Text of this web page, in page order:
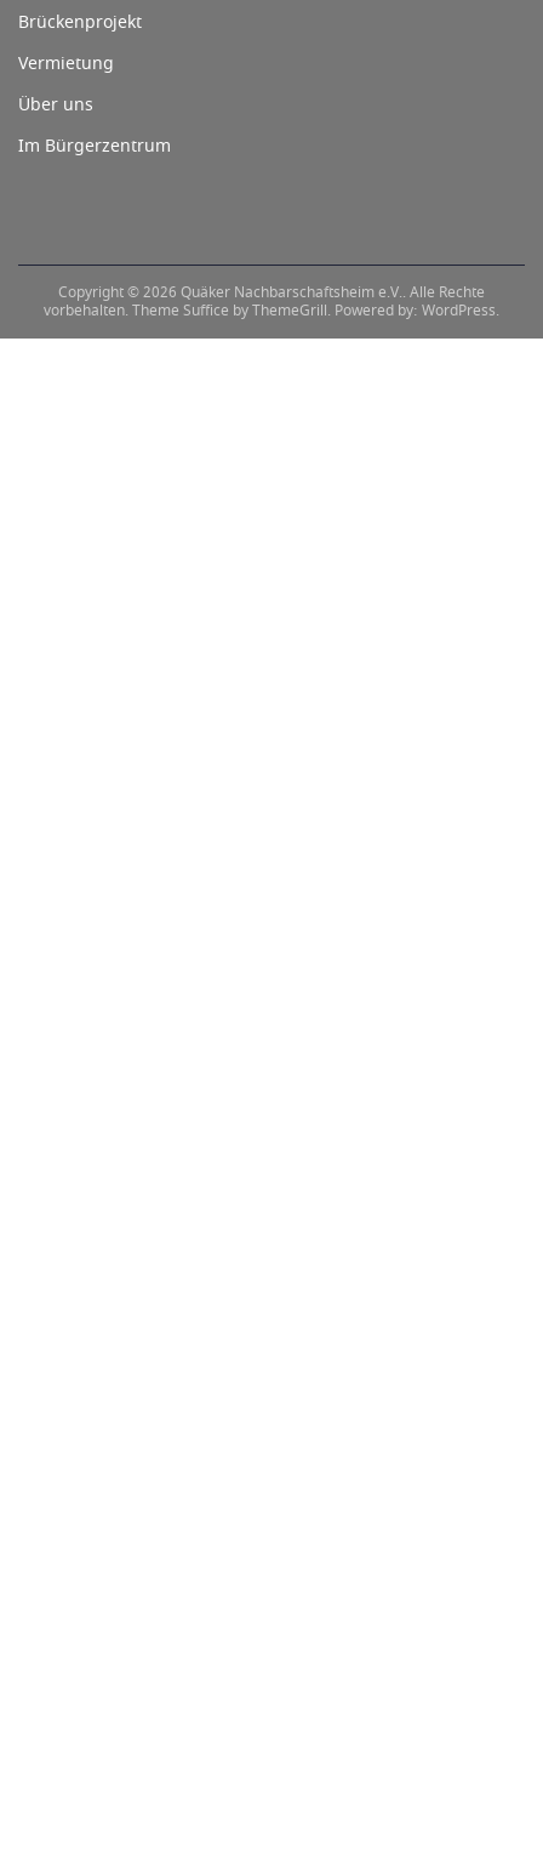
Brückenprojekt
Vermietung
Über uns
Im Bürgerzentrum
Copyright © 2026 Quäker Nachbarschaftsheim e.V.. Alle Rechte
vorbehalten. Theme Suffice by ThemeGrill. Powered by: WordPress.